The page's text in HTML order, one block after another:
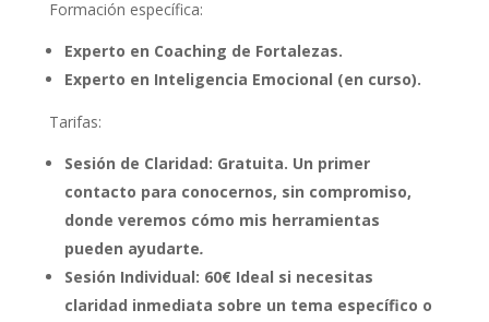
Formación específica:
Experto en Coaching de Fortalezas.
Experto en Inteligencia Emocional (en curso).
Tarifas:
Sesión de Claridad: Gratuita. Un primer
contacto para conocernos, sin compromiso,
donde veremos cómo mis herramientas
pueden ayudarte.
Sesión Individual: 60€ Ideal si necesitas
claridad inmediata sobre un tema específico o